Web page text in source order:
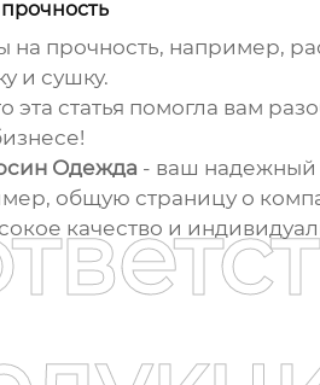
на прочность, например,
и сушку.
эта статья помогла вам
Одежда - ваш надежный
общую страницу о
качество и